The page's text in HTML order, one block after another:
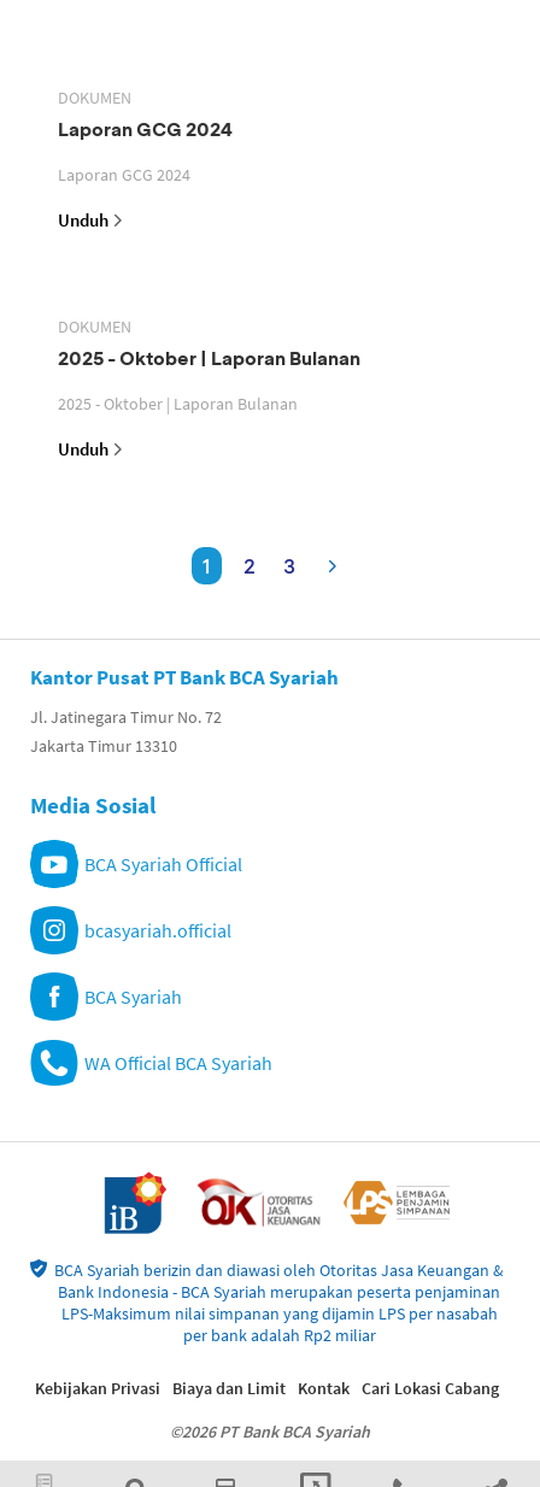
DOKUMEN
Laporan GCG 2024
Laporan GCG 2024
Unduh
DOKUMEN
2025 - Oktober | Laporan Bulanan
2025 - Oktober | Laporan Bulanan
Unduh
1 2 3
Kantor Pusat PT Bank BCA Syariah
Jl. Jatinegara Timur No. 72
Jakarta Timur 13310
Media Sosial
BCA Syariah Official
bcasyariah.official
BCA Syariah
WA Official BCA Syariah
BCA Syariah berizin dan diawasi oleh Otoritas Jasa Keuangan &
Bank Indonesia - BCA Syariah merupakan peserta penjaminan
LPS-Maksimum nilai simpanan yang dijamin LPS per nasabah
per bank adalah Rp2 miliar
©2026 PT Bank BCA Syariah
Kebijakan Privasi Biaya dan Limit Kontak Cari Lokasi Cabang